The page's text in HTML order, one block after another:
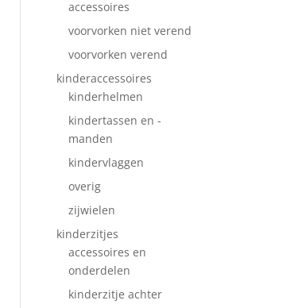
accessoires
voorvorken niet verend
voorvorken verend
kinderaccessoires
kinderhelmen
kindertassen en -
manden
kindervlaggen
overig
zijwielen
kinderzitjes
accessoires en
onderdelen
kinderzitje achter